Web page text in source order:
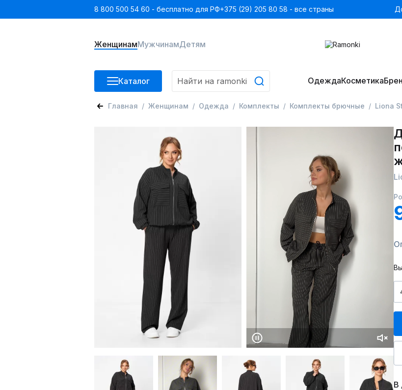
8 800 500 54 60 - бесплатно для РФ+375 (29) 205 80 58 - все страны
ЖенщинамМужчинамДетям
Каталог ОдеждаКосметика
Главная Женщинам Одежда Комплекты Комплекты брючные Liona
В